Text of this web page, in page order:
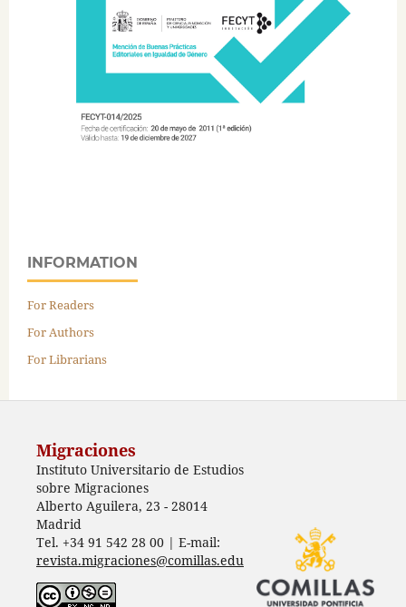
INFORMATION
For Readers
For Authors
For Librarians
Migraciones
Instituto Universitario de Estudios
sobre Migraciones
Alberto Aguilera, 23 - 28014
Madrid
Tel. +34 91 542 28 00 | E-mail:
revista.migraciones@comillas.edu